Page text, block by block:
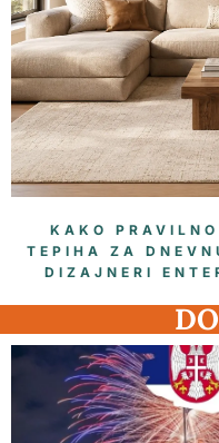
KAKO
TEPIHA ZA
DIZAJNERI